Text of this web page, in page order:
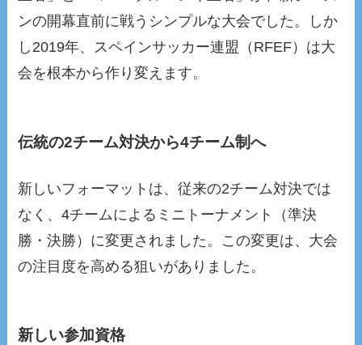
ンの開幕直前に戦うシンプルな大会でした。しか
し2019年、スペインサッカー連盟（RFEF）は大
会を根本から作り変えます。
伝統の2チーム対決から4チーム制へ
新しいフォーマットは、従来の2チーム対決では
なく、4チームによるミニトーナメント（準決
勝・決勝）に変更されました。この変更は、大会
の注目度を高める狙いがありました。
新しい参加資格